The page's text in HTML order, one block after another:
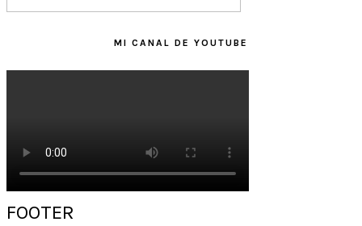
MI CANAL DE YOUTUBE
FOOTER